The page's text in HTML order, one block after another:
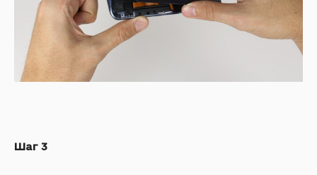
Шаг 3